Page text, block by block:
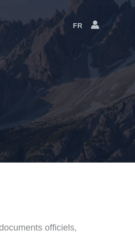
FR
Language
Switcher
officiels,